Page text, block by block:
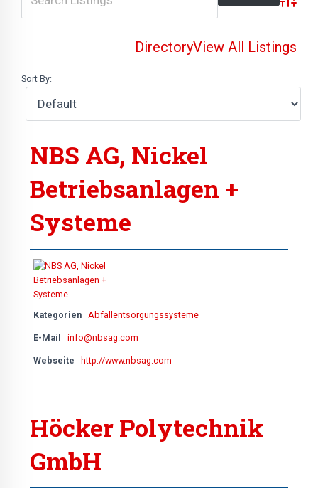
DirectoryView All Listings
Sort By:
NBS AG, Nickel
Betriebsanlagen +
Systeme
Kategorien Abfallentsorgungssysteme
E-Mail info@nbsag.com
Webseite http://www.nbsag.com
Höcker Polytechnik
GmbH